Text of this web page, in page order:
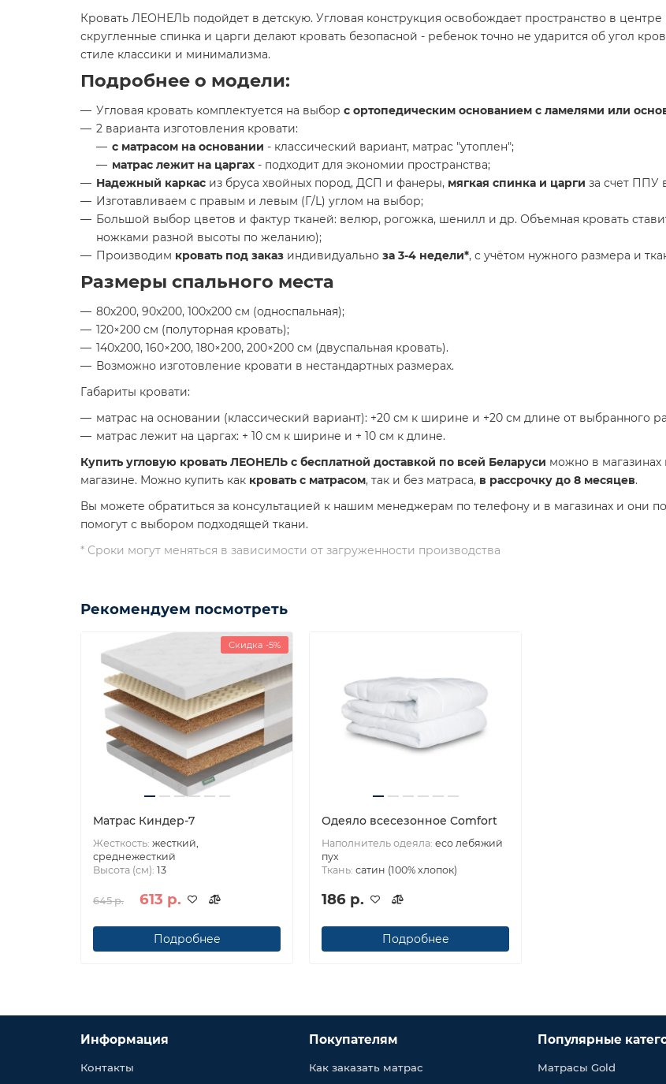
Кровать ЛЕОНЕЛЬ подойдет в детскую. Угловая конструкция освобождает пространство в
скругленные спинка и царги делают кровать безопасной - ребенок точно не ударится об угол
стиле классики и минимализма.
Подробнее о модели:
Угловая кровать комплектуется на выбор с ортопедическим основанием с ламелями или
2 варианта изготовления кровати:
с матрасом на основании - классический вариант, матрас "утоплен";
матрас лежит на царгах - подходит для экономии пространства;
Надежный каркас из бруса хвойных пород, ДСП и фанеры, мягкая спинка и царги за счет ППУ
Изготавливаем с правым и левым (Г/L) углом на выбор;
Большой выбор цветов и фактур тканей: велюр, рогожка, шенилл и др. Объемная кровать
ножками разной высоты по желанию);
Производим кровать под заказ индивидуально за 3-4 недели*, с учётом нужного размера и
Размеры спального места
80х200, 90х200, 100х200 см (односпальная);
120×200 см (полуторная кровать);
140х200, 160×200, 180×200, 200×200 см (двуспальная кровать).
Возможно изготовление кровати в нестандартных размерах.
Габариты кровати:
матрас на основании (классический вариант): +20 см к ширине и +20 см длине от выбранного
матрас лежит на царгах: + 10 см к ширине и + 10 см к длине.
Купить угловую кровать ЛЕОНЕЛЬ с бесплатной доставкой по всей Беларуси можно в магазинах
магазине. Можно купить как кровать с матрасом, так и без матраса, в рассрочку до 8 месяцев.
Вы можете обратиться за консультацией к нашим менеджерам по телефону и в магазинах и они
помогут с выбором подходящей ткани.
* Сроки могут меняться в зависимости от загруженности производства
Рекомендуем посмотреть
Скидка -5%
Матрас Киндер-7
Жесткость: жесткий,
среднежесткий
Высота (см): 13
645 р. 613 р.
Подробнее
Одеяло всесезонное Comfort
Наполнитель одеяла: eco лебяжий
пух
Ткань: сатин (100% хлопок)
186 р.
Подробнее
Информация
Контакты
Покупателям
Как заказать матрас
Популярные
Матрасы Gold